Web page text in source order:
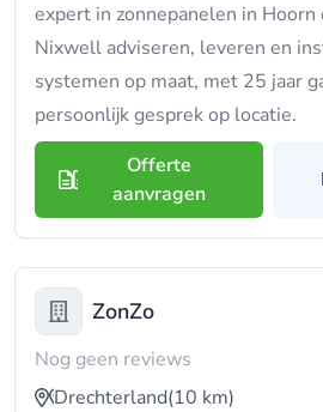
expert in zonnepanelen in
Nixwell adviseren, leveren en
systemen op maat, met 25 jaar
persoonlijk gesprek op locatie.
Offerte
aanvragen
ZonZo
Nog geen reviews
Drechterland(10 km)